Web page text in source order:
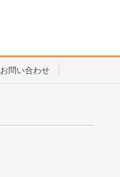
お問い合わせ